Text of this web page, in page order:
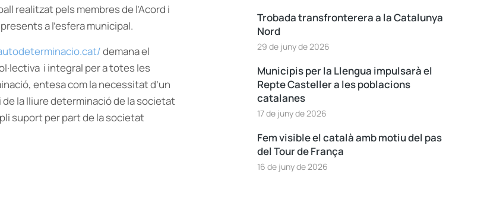
realitzat pels membres de l’Acord i
a l’esfera municipal.
demana el
i integral per a totes les
entesa com la necessitat d’un
la lliure determinació de la societat
suport per part de la societat
Trobada transfronterera a la Catalunya
Nord
29 de juny de 2026
Municipis per la Llengua impulsarà el
Repte Casteller a les poblacions
catalanes
17 de juny de 2026
Fem visible el català amb motiu del pas
del Tour de França
16 de juny de 2026